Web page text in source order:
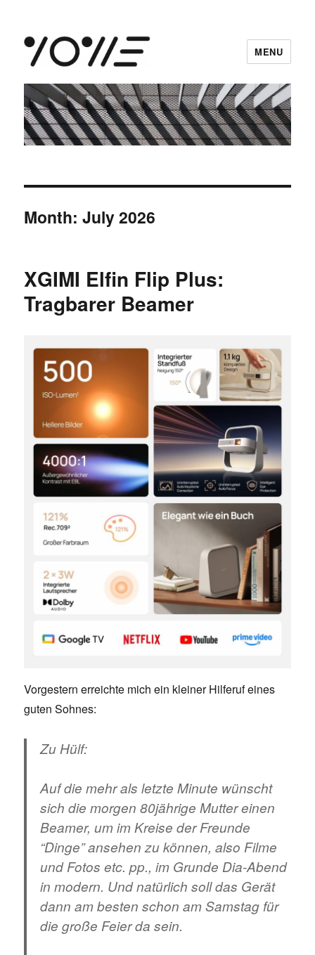
vowe dot net
MENU
Month:July 2026
XGIMI Elfin Flip Plus:
Tragbarer Beamer
Vorgestern erreichte mich ein kleiner Hilferuf eines
guten Sohnes:
Zu Hülf:
Auf die mehr als letzte Minute wünscht
sich die morgen 80jährige Mutter einen
Beamer, um im Kreise der Freunde
“Dinge” ansehen zu können, also Filme
und Fotos etc. pp., im Grunde Dia-Abend
in modern. Und natürlich soll das Gerät
dann am besten schon am Samstag für
die große Feier da sein.